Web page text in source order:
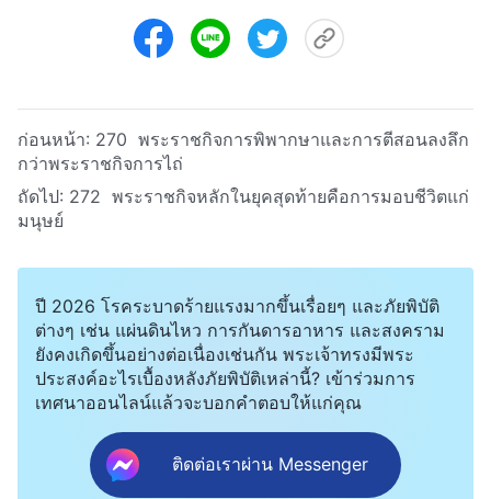
ก่อนหน้า: 270 พระราชกิจการพิพากษาและการตีสอนลงลึก
กว่าพระราชกิจการไถ่
ถัดไป: 272 พระราชกิจหลักในยุคสุดท้ายคือการมอบชีวิตแก่
มนุษย์
ปี 2026 โรคระบาดร้ายแรงมากขึ้นเรื่อยๆ และภัยพิบัติ
ต่างๆ เช่น แผ่นดินไหว การกันดารอาหาร และสงคราม
ยังคงเกิดขึ้นอย่างต่อเนื่องเช่นกัน พระเจ้าทรงมีพระ
ประสงค์อะไรเบื้องหลังภัยพิบัติเหล่านี้? เข้าร่วมการ
เทศนาออนไลน์แล้วจะบอกคำตอบให้แก่คุณ
ติดต่อเราผ่าน Messenger